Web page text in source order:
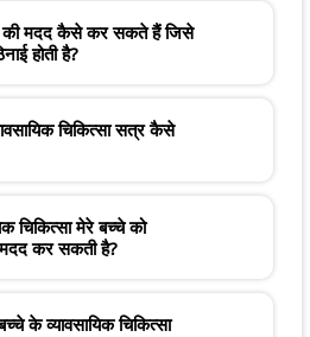
मदद कैसे कर सकते हैं जिसे
होती है?
चिकित्सा सत्र कैसे
चिकित्सा मेरे बच्चे को
कर सकती है?
के व्यावसायिक चिकित्सा